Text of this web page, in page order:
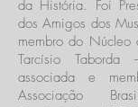
da História. Foi
dos Amigos dos
membro do Núcleo
Tarcísio
associada e
Associação